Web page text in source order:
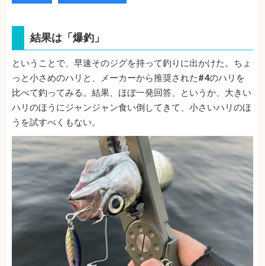
結果は「爆釣」
ということで、早速そのジグを持って釣りに出かけた。ちょ
っと小さめのハリと、メーカーから推奨された#4のハリを
比べて釣ってみる。結果、ほぼ一発回答、というか、大きい
ハリのほうにジャンジャン食い倒してきて、小さいハリのほ
うを試すべくもない。